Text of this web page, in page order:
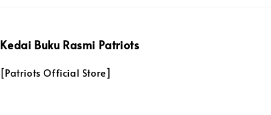
Kedai Buku Rasmi Patriots
[Patriots Official Store]